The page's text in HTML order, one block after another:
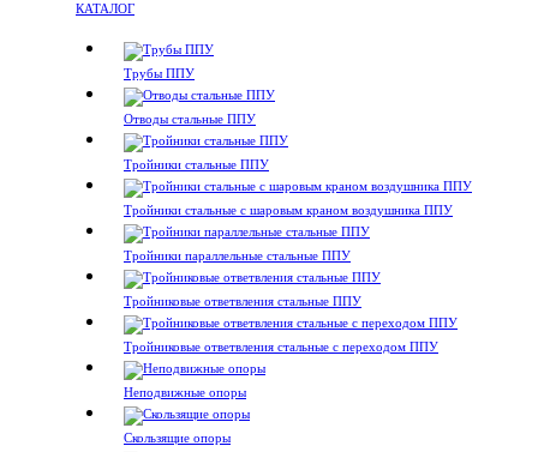
КАТАЛОГ
Трубы ППУ
Отводы стальные ППУ
Тройники стальные ППУ
Тройники стальные с шаровым краном воздушника ППУ
Тройники параллельные стальные ППУ
Тройниковые ответвления стальные ППУ
Тройниковые ответвления стальные с переходом ППУ
Неподвижные опоры
Скользящие опоры